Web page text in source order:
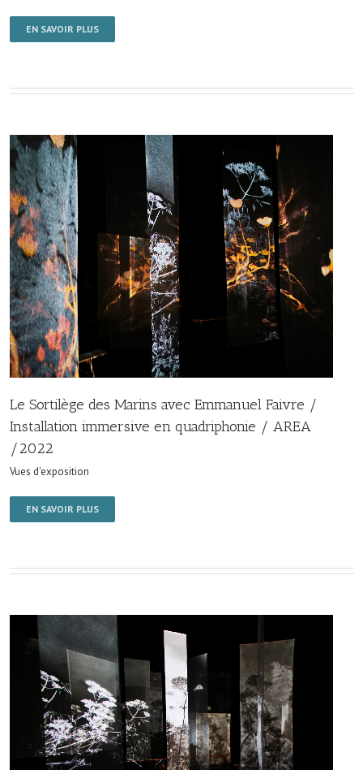
EN SAVOIR PLUS
Le Sortilège des Marins avec Emmanuel Faivre /
Installation immersive en quadriphonie / AREA
/2022
Vues d'exposition
EN SAVOIR PLUS